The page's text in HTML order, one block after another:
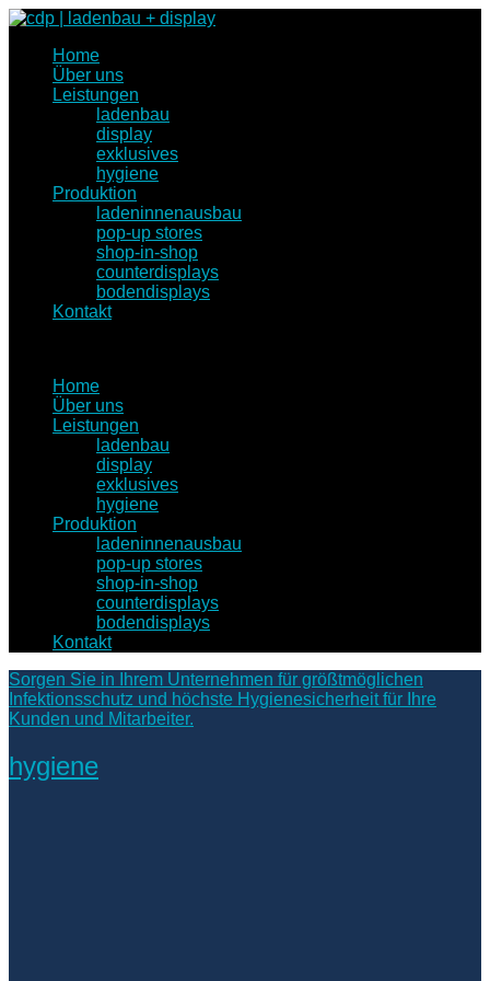
Home
Über uns
Leistungen
ladenbau
display
exklusives
hygiene
Produktion
ladeninnenausbau
pop-up stores
shop-in-shop
counterdisplays
bodendisplays
Kontakt
Home
Über uns
Leistungen
ladenbau
display
exklusives
hygiene
Produktion
ladeninnenausbau
pop-up stores
shop-in-shop
counterdisplays
bodendisplays
Kontakt
Sorgen Sie in Ihrem Unternehmen für größtmöglichen
Infektionsschutz und höchste Hygienesicherheit für Ihre
Kunden und Mitarbeiter.
hygiene